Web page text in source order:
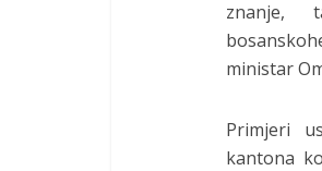
znanje,
ministar
Primjeri
kantona